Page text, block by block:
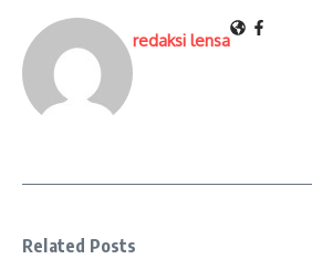
redaksi lensa
Related Posts